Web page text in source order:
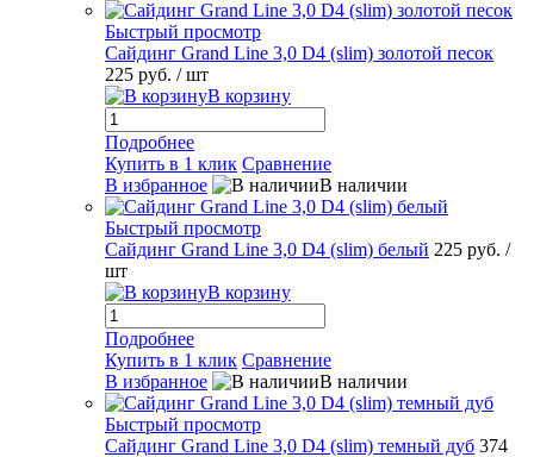
Быстрый просмотр
Сайдинг Grand Line 3,0 D4 (slim) золотой песок
225 руб. / шт
В корзину
Подробнее
Купить в 1 клик Сравнение
В избранное
В наличии
Быстрый просмотр
Сайдинг Grand Line 3,0 D4 (slim) белый 225 руб. /
шт
В корзину
Подробнее
Купить в 1 клик Сравнение
В избранное
В наличии
Быстрый просмотр
Сайдинг Grand Line 3,0 D4 (slim) темный дуб 374